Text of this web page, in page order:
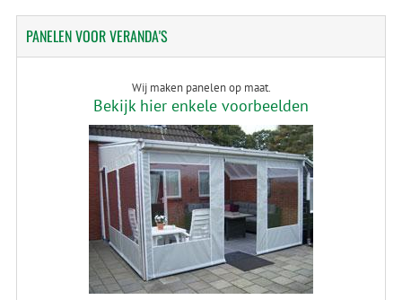
PANELENVOOR VERANDA'S
Wij maken panelen op maat.
Bekijk hier enkele voorbeelden